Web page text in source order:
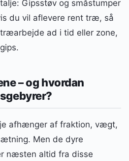
Gipsstøv og småstumper
du vil aflevere rent træ, så
ad i tid eller zone,
– og hvordan
afhænger af fraktion, vægt,
Men de dyre
næsten altid fra disse